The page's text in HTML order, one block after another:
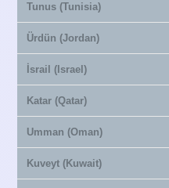
Tunus (Tunisia)
Ürdün (Jordan)
İsrail (Israel)
Katar (Qatar)
Umman (Oman)
Kuveyt (Kuwait)